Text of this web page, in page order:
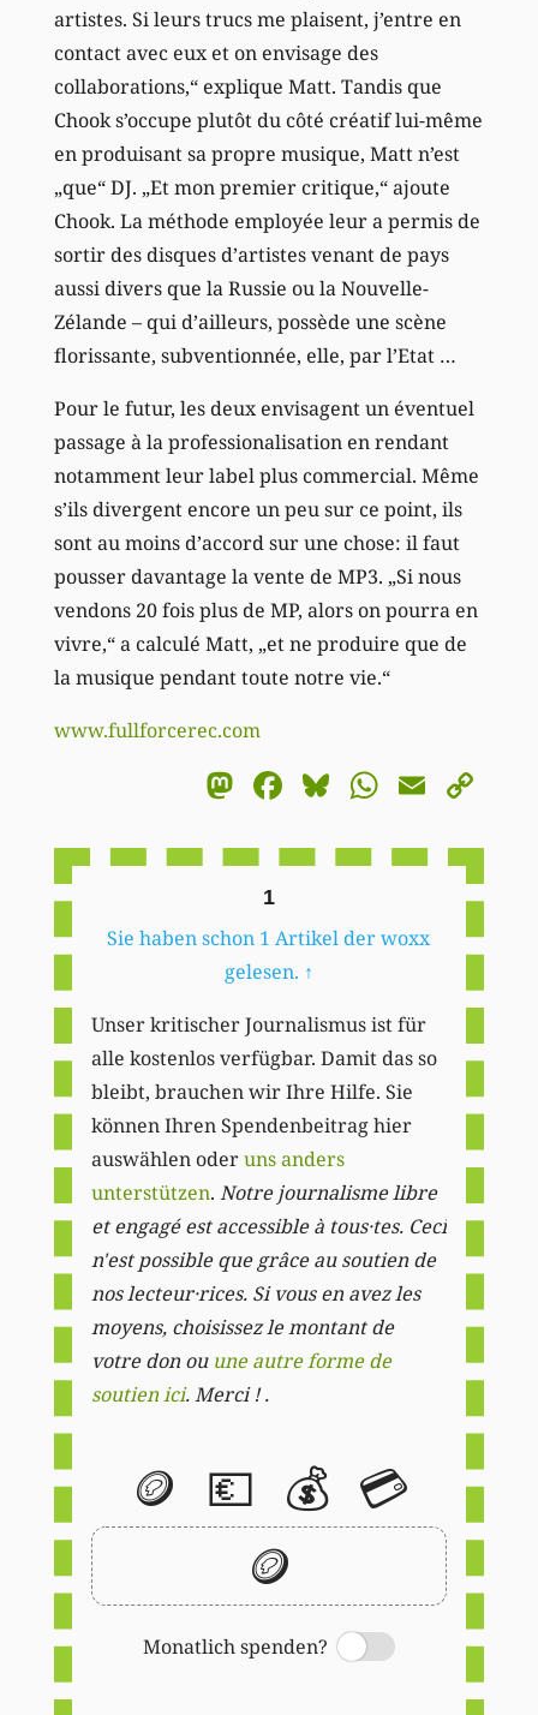
artistes. Si leurs trucs me plaisent, j’entre en
contact avec eux et on envisage des
collaborations,“ explique Matt. Tandis que
Chook s’occupe plutôt du côté créatif lui-même
en produisant sa propre musique, Matt n’est
„que“ DJ. „Et mon premier critique,“ ajoute
Chook. La méthode employée leur a permis de
sortir des disques d’artistes venant de pays
aussi divers que la Russie ou la Nouvelle-
Zélande – qui d’ailleurs, possède une scène
florissante, subventionnée, elle, par l’Etat …
Pour le futur, les deux envisagent un éventuel
passage à la professionalisation en rendant
notamment leur label plus commercial. Même
s’ils divergent encore un peu sur ce point, ils
sont au moins d’accord sur une chose: il faut
pousser davantage la vente de MP3. „Si nous
vendons 20 fois plus de MP, alors on pourra en
vivre,“ a calculé Matt, „et ne produire que de
la musique pendant toute notre vie.“
www.fullforcerec.com
Mastodon
Facebook
BlueskyEmail
1
Sie haben schon 1 Artikel der woxx
gelesen. ↑
Unser kritischer Journalismus ist für
alle kostenlos verfügbar. Damit das so
bleibt, brauchen wir Ihre Hilfe. Sie
können Ihren Spendenbeitrag hier
auswählen oderuns anders
unterstützen. Notre journalisme libre
et engagé est accessible à tous·tes. Ceci
n'est possible que grâce au soutien de
nos lecteur·rices. Si vous en avez les
moyens, choisissez le montant de
votre don ou une autre forme de
soutien ici. Merci ! .
🪙 💶 💰 💳
🪙
Monatlich spenden?
Switch